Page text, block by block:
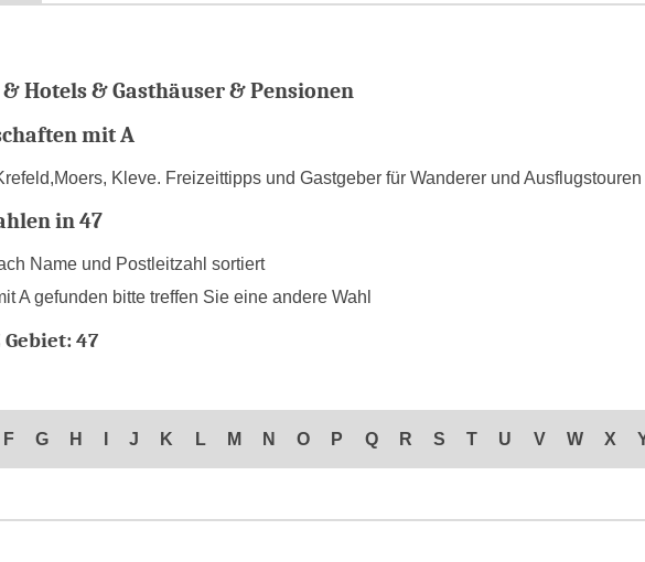
Hotels & Gasthäuser & Pensionen
mit A
Kleve. Freizeittipps und Gastgeber für Wanderer und
in 47
Name und Postleitzahl sortiert
A gefunden bitte treffen Sie eine andere Wahl
47
F G H J K L M N O P Q R S T U V W X